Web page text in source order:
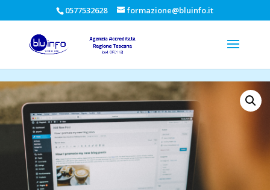
0577532628 formazione@bluinfo.it